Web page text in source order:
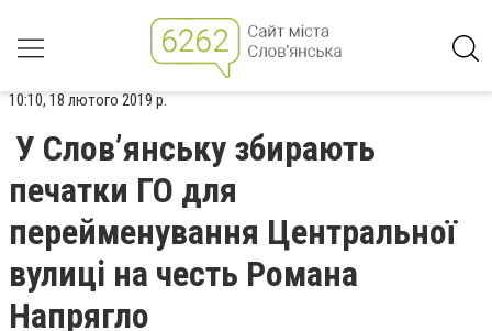
10:10, 18 лютого 2019 р.
У Слов’янську збирають
печатки ГО для
перейменування Центральної
вулиці на честь Романа
Напрягло